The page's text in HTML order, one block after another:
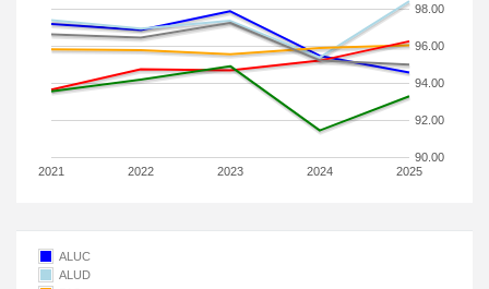
2021 2022 2023 2024 2025
90.00
92.00
94.00
96.00
98.00
ALUC
ALUD